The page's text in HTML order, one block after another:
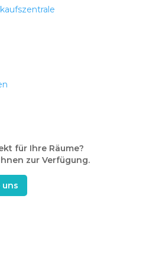
für Ihre Räume?
zur Verfügung.
uns